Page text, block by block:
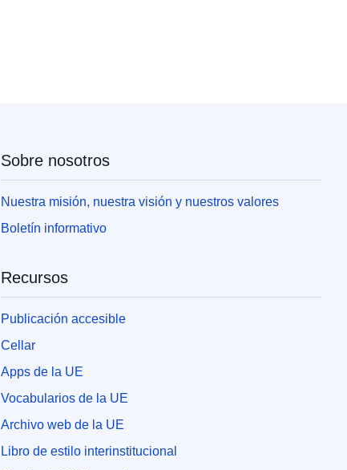
Sobre nosotros
Nuestra misión, nuestra visión y nuestros valores
Boletín informativo
Recursos
Publicación accesible
Cellar
Apps de la UE
Vocabularios de la UE
Archivo web de la UE
Libro de estilo interinstitucional